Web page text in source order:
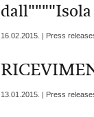
16.02.2015. | Press
13.01.2015. | Press